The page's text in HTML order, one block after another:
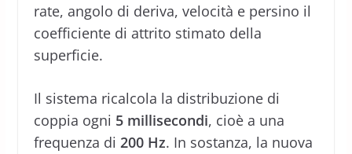
rate, angolo di deriva, velocità e persino il
coefficiente di attrito stimato della
superficie.
Il sistema ricalcola la distribuzione di
coppia ogni 5 millisecondi, cioè a una
frequenza di 200 Hz. In sostanza, la nuova